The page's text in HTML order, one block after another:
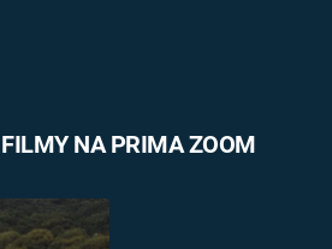
NA PRIMA ZOOM